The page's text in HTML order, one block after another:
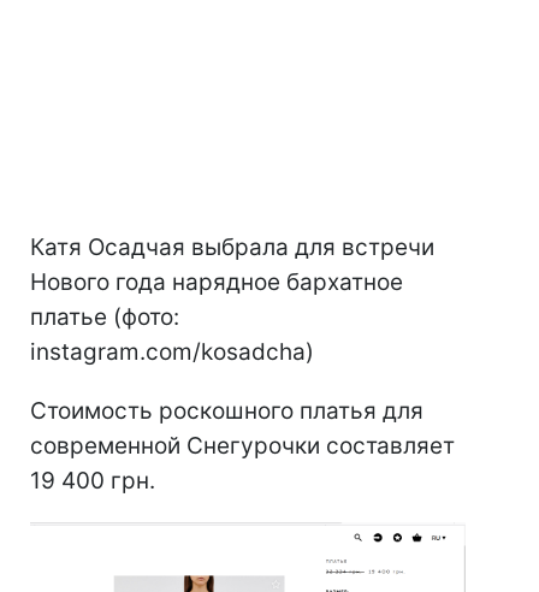
Катя Осадчая выбрала для встречи
Нового года нарядное бархатное
платье (фото:
instagram.com/kosadcha)
Стоимость роскошного платья для
современной Снегурочки составляет
19 400 грн.